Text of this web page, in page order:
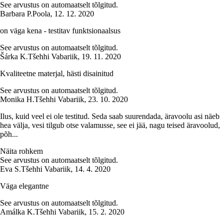
See arvustus on automaatselt tõlgitud.
Barbara P.Poola, 12. 12. 2020
on väga kena - testitav funktsionaalsus
See arvustus on automaatselt tõlgitud.
Šárka K.Tšehhi Vabariik, 19. 11. 2020
Kvaliteetne materjal, hästi disainitud
See arvustus on automaatselt tõlgitud.
Monika H.Tšehhi Vabariik, 23. 10. 2020
Ilus, kuid veel ei ole testitud. Seda saab suurendada, äravoolu asi näeb
hea välja, vesi tilgub otse valamusse, see ei jää, nagu teised äravoolud,
põh...
Näita rohkem
See arvustus on automaatselt tõlgitud.
Eva S.Tšehhi Vabariik, 14. 4. 2020
Väga elegantne
See arvustus on automaatselt tõlgitud.
Amálka K.Tšehhi Vabariik, 15. 2. 2020